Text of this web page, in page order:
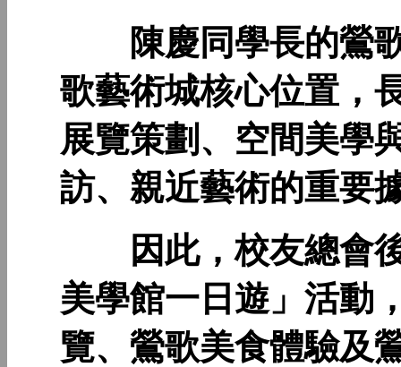
陳慶同學長的鶯歌
歌藝術城核心位置，
展覽策劃、空間美學
訪、親近藝術的重要
因此，校友總會後
美學館一日遊」活動
覽、鶯歌美食體驗及